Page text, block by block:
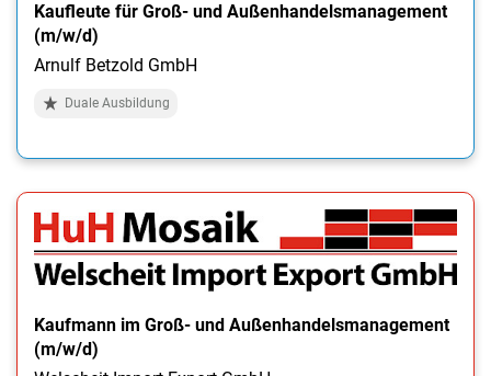
Kaufleute für Groß- und Außenhandelsmanagement
(m/w/d)
Arnulf Betzold GmbH
Duale Ausbildung
Kaufmann im Groß- und Außenhandelsmanagement
(m/w/d)